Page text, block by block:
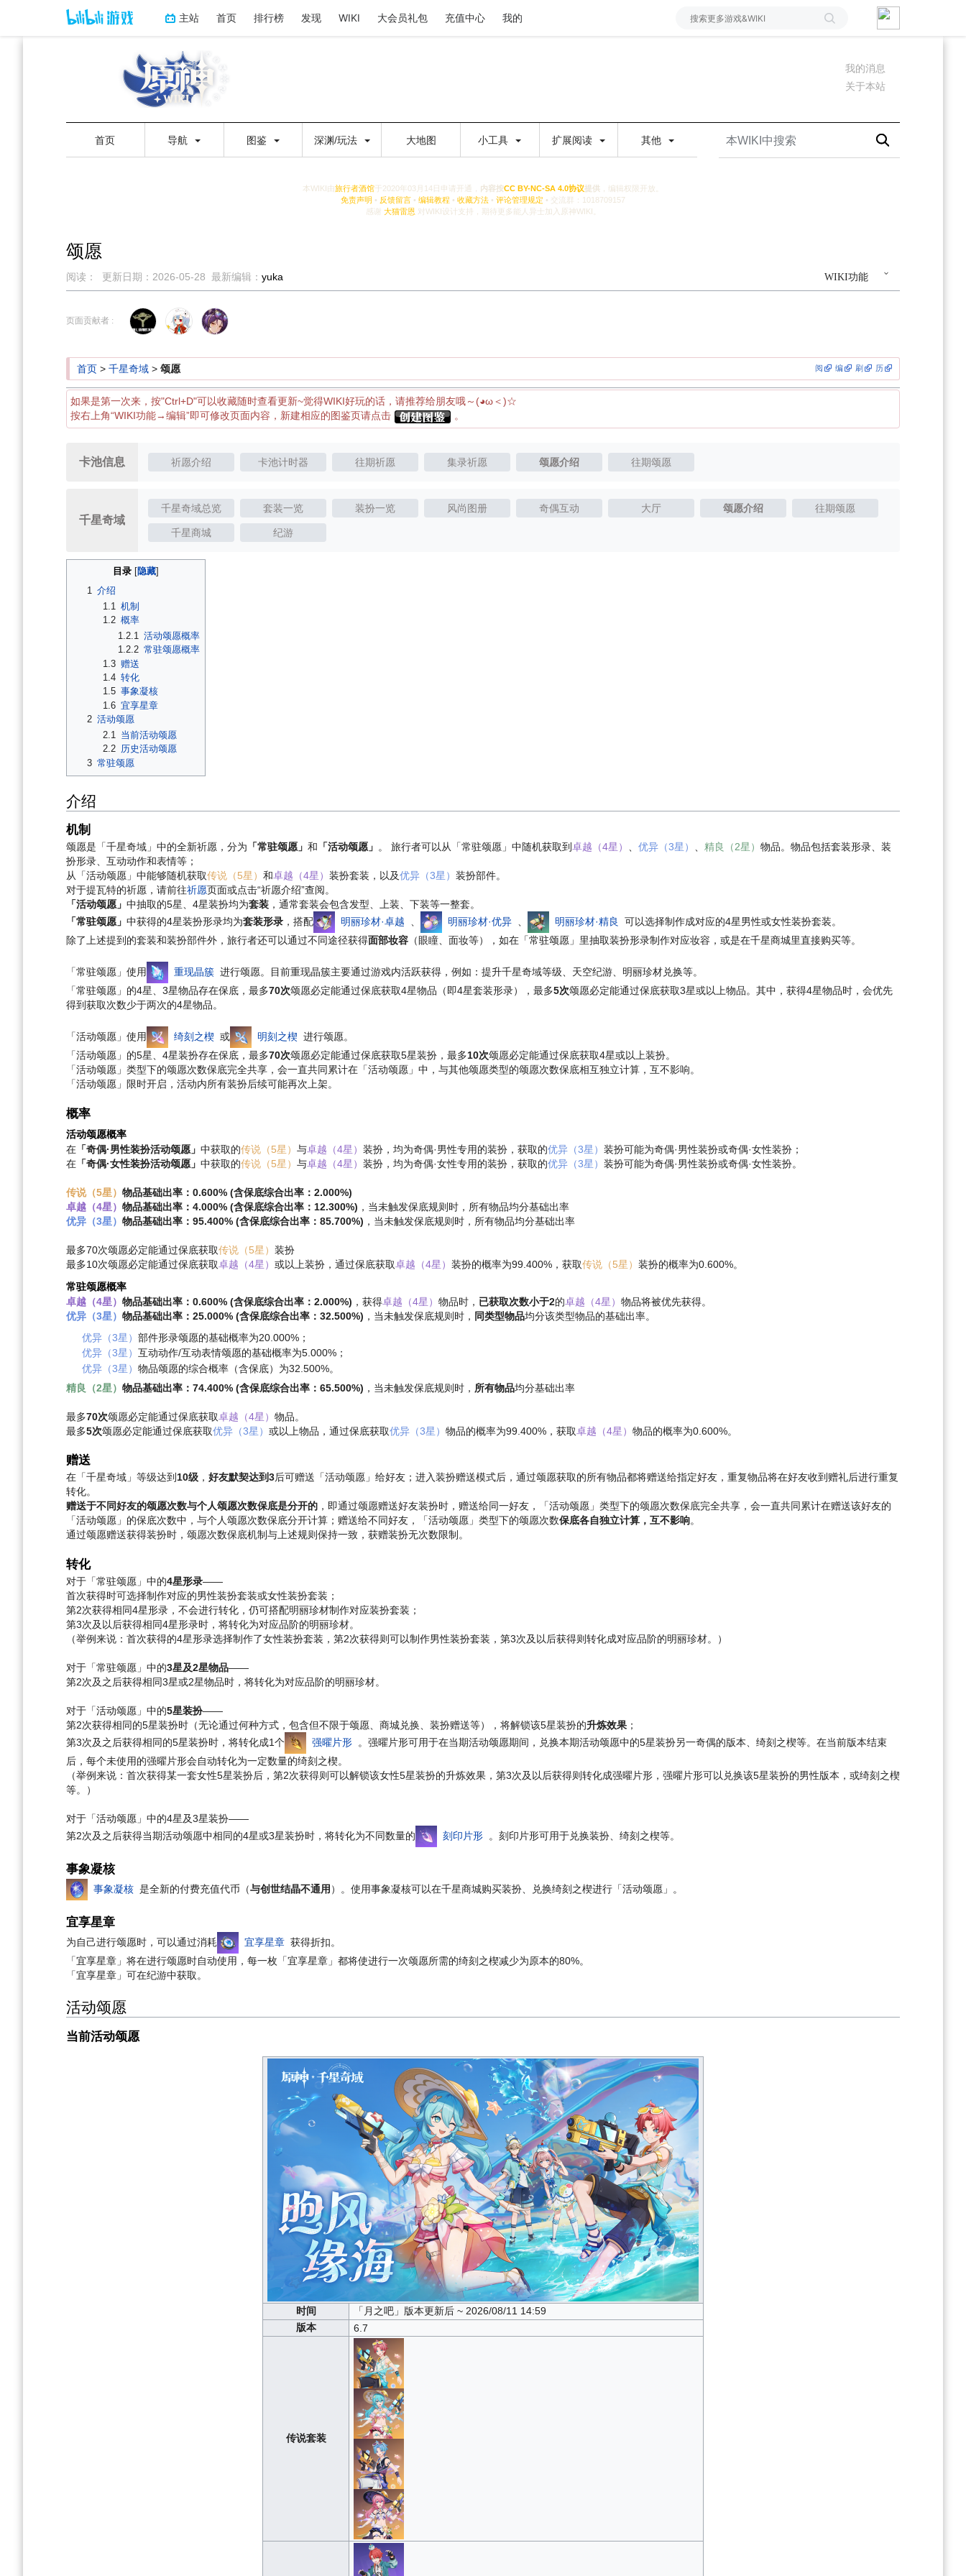
主站 首页 排行榜 发现 WIKI 大会员礼包 充值中心 我的
我的消息
关于本站
首页 导航 图鉴 深渊/玩法 大地图 小工具 扩展阅读 其他
本WIKI由旅行者酒馆于2020年03月14日申请开通， 内容按CC BY-NC-SA 4.0协议提供 ，编辑权限开放。
免责声明 • 反馈留言 • 编辑教程 • 收藏方法 • 评论管理规定 • 交流群：1018709157
感谢 大猫雷恩 对WIKI设计支持，期待更多能人异士加入原神WIKI。
颂愿
WIKI功能
阅读： 更新日期： 2026-05-28 最新编辑： yuka
到
到
页面贡献者 :
阅 编 刷 历
首页 > 千星奇域 > 颂愿
如果是第一次来，按"Ctrl+D"可以收藏随时查看更新~觉得WIKI好玩的话，请推荐给朋友哦～(◕ω＜)☆
按右上角“WIKI功能→编辑”即可修改页面内容，新建相应的图鉴页请点击
。
卡池信息 祈愿介绍 卡池计时器 往期祈愿 集录祈愿 颂愿介绍 往期颂愿
千星奇域
千星奇域总览 套装一览 装扮一览 风尚图册 奇偶互动 大厅 颂愿介绍 往期颂愿
千星商城 纪游
目录
1
介绍
1.1 机制
1.2 概率
1.2.1 活动颂愿概率
1.2.2 常驻颂愿概率
1.3 赠送
1.4 转化
1.5 事象凝核
1.6 宜享星章
2 活动颂愿
2.1 当前活动颂愿
2.2 历史活动颂愿
3 常驻颂愿
介绍
机制
颂愿是「千星奇域」中的全新祈愿，分为 「常驻颂愿」 和 「活动颂愿」 。 旅行者可以从「常驻颂愿」中随机获取到卓越（4星） 、 优异（3星） 、 精良（2星） 物品。物品包括套装形录、装
扮形录、互动动作和表情等；
从「活动颂愿」中能够随机获取传说（5星） 和卓越（4星） 装扮套装，以及优异（3星） 装扮部件。
对于提瓦特的祈愿，请前往祈愿页面或点击“祈愿介绍”查阅。
「活动颂愿」 中抽取的5星、4星装扮均为套装 ，通常套装会包含发型、上装、下装等一整套。
「常驻颂愿」 中获得的4星装扮形录均为套装形录 ，搭配 明丽珍材·卓越 明丽珍材·优异 明丽珍材·精良
可以选择制作成对应的4星男性或女性装扮套装。
除了上述提到的套装和装扮部件外，旅行者还可以通过不同途径获得面部妆容 （眼瞳、面妆等），如在「常驻颂愿」里抽取装扮形录制作对应妆容，或是在千星商城里直接购买等。
「常驻颂愿」使用 重现晶簇 进行颂愿。目前重现晶簇主要通过游戏内活跃获得，例如：提升千星奇域等级、天空纪游、明丽珍材兑换等。
「常驻颂愿」的4星、3星物品存在保底，最多70次颂愿必定能通过保底获取4星物品（即4星套装形录），最多5次颂愿必定能通过保底获取3星或以上物品。其中，获得4星物品时，会优先
得到获取次数少于两次的4星物品。
「活动颂愿」使用 绮刻之楔 或 明刻之楔 进行颂愿。
「活动颂愿」的5星、4星装扮存在保底，最多70次颂愿必定能通过保底获取5星装扮，最多10次颂愿必定能通过保底获取4星或以上装扮。
「活动颂愿」类型下的颂愿次数保底完全共享，会一直共同累计在「活动颂愿」中，与其他颂愿类型的颂愿次数保底相互独立计算，互不影响。
「活动颂愿」限时开启，活动内所有装扮后续可能再次上架。
概率
活动颂愿概率
在 「奇偶·男性装扮活动颂愿」 中获取的传说（5星） 与卓越（4星） 装扮，均为奇偶·男性专用的装扮，获取的优异（3星） 装扮可能为奇偶·男性装扮或奇偶·女性装扮；
在 「奇偶·女性装扮活动颂愿」 中获取的传说（5星） 与卓越（4星） 装扮，均为奇偶·女性专用的装扮，获取的优异（3星） 装扮可能为奇偶·男性装扮或奇偶·女性装扮。
传说（5星） 物品基础出率：0.600% (含保底综合出率：2.000%)
卓越（4星） 物品基础出率：4.000% (含保底综合出率：12.300%) ，当未触发保底规则时，所有物品均分基础出率
优异（3星） 物品基础出率：95.400% (含保底综合出率：85.700%) ，当未触发保底规则时，所有物品均分基础出率
最多70次颂愿必定能通过保底获取传说（5星） 装扮
最多10次颂愿必定能通过保底获取卓越（4星） 或以上装扮，通过保底获取卓越（4星） 装扮的概率为99.400%，获取传说（5星） 装扮的概率为0.600%。
常驻颂愿概率
卓越（4星） 物品基础出率：0.600% (含保底综合出率：2.000%) ，获得卓越（4星） 物品时， 已获取次数小于2的卓越（4星） 物品将被优先获得。
优异（3星） 物品基础出率：25.000% (含保底综合出率：32.500%) ，当未触发保底规则时， 同类型物品均分该类型物品的基础出率。
优异（3星）部件形录颂愿的基础概率为20.000%；
优异（3星）互动动作/互动表情颂愿的基础概率为5.000%；
优异（3星）物品颂愿的综合概率（含保底）为32.500%。
精良（2星） 物品基础出率：74.400% (含保底综合出率：65.500%) ，当未触发保底规则时， 所有物品均分基础出率
最多70次颂愿必定能通过保底获取卓越（4星） 物品。
最多5次颂愿必定能通过保底获取优异（3星） 或以上物品，通过保底获取优异（3星） 物品的概率为99.400%，获取卓越（4星） 物品的概率为0.600%。
赠送
在「千星奇域」等级达到 10级 ， 好友默契达到3后可赠送「活动颂愿」给好友；进入装扮赠送模式后，通过颂愿获取的所有物品都将赠送给指定好友，重复物品将在好友收到赠礼后进行重复
转化。
赠送于不同好友的颂愿次数与个人颂愿次数保底是分开的 ，即通过颂愿赠送好友装扮时，赠送给同一好友，「活动颂愿」类型下的颂愿次数保底完全共享，会一直共同累计在赠送该好友的
「活动颂愿」的保底次数中，与个人颂愿次数保底分开计算；赠送给不同好友，「活动颂愿」类型下的颂愿次数保底各自独立计算，互不影响。
通过颂愿赠送获得装扮时，颂愿次数保底机制与上述规则保持一致，获赠装扮无次数限制。
转化
对于「常驻颂愿」中的4星形录——
首次获得时可选择制作对应的男性装扮套装或女性装扮套装；
第2次获得相同4星形录，不会进行转化，仍可搭配明丽珍材制作对应装扮套装；
第3次及以后获得相同4星形录时，将转化为对应品阶的明丽珍材。
（举例来说：首次获得的4星形录选择制作了女性装扮套装，第2次获得则可以制作男性装扮套装，第3次及以后获得则转化成对应品阶的明丽珍材。）
对于「常驻颂愿」中的3星及2星物品——
第2次及之后获得相同3星或2星物品时，将转化为对应品阶的明丽珍材。
对于「活动颂愿」中的5星装扮——
第2次获得相同的5星装扮时（无论通过何种方式，包含但不限于颂愿、商城兑换、装扮赠送等），将解锁该5星装扮的升炼效果 ；
第3次及之后获得相同的5星装扮时，将转化成1个
强曜片形 。强曜片形可用于在当期活动颂愿期间，兑换本期活动颂愿中的5星装扮另一奇偶的版本、绮刻之楔等。在当前版本结束
后，每个未使用的强曜片形会自动转化为一定数量的绮刻之楔。
（举例来说：首次获得某一套女性5星装扮后，第2次获得则可以解锁该女性5星装扮的升炼效果，第3次及以后获得则转化成强曜片形，强曜片形可以兑换该5星装扮的男性版本，或绮刻之楔
等。）
对于「活动颂愿」中的4星及3星装扮——
第2次及之后获得当期活动颂愿中相同的4星或3星装扮时，将转化为不同数量的
刻印片形 。刻印片形可用于兑换装扮、绮刻之楔等。
事象凝核
事象凝核 是全新的付费充值代币（与创世结晶不通用 ）。使用事象凝核可以在千星商城购买装扮、兑换绮刻之楔进行「活动颂愿」。
宜享星章
为自己进行颂愿时，可以通过消耗 宜享星章 获得折扣。
「宜享星章」将在进行颂愿时自动使用，每一枚「宜享星章」都将使进行一次颂愿所需的绮刻之楔减少为原本的80%。
「宜享星章」可在纪游中获取。
活动颂愿
当前活动颂愿
时间
「月之吧」版本更新后 ~ 2026/08/11 14:59
版本
6.7
传说套装